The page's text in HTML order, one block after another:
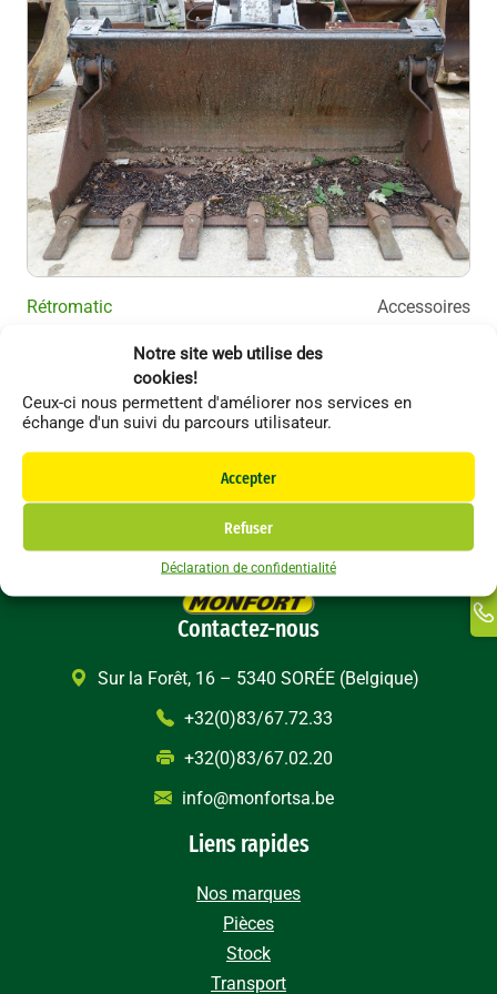
Notre site web utilise des
cookies!
Ceux-ci nous permettent d'améliorer nos services en
échange d'un suivi du parcours utilisateur.
Accepter
Refuser
Déclaration de confidentialité
Rétromatic Accessoires
Bac RÉTROMATIC 4 en 1
Contactez-nous
Sur la Forêt, 16 – 5340 SORÉE (Belgique)
+32(0)83/67.72.33
+32(0)83/67.02.20
info@monfortsa.be
Liens rapides
Nos marques
Pièces
Stock
Transport